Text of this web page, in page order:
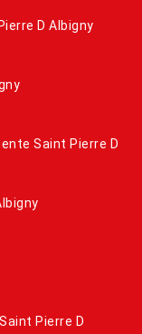
D Albigny
Saint Pierre D
Pierre D